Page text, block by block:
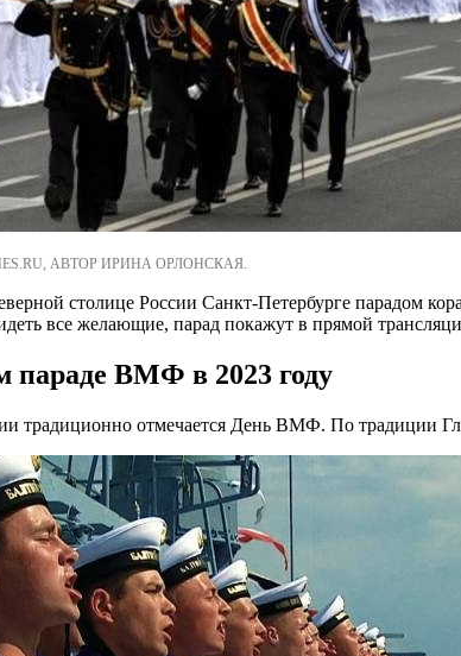
АВТОР ИРИНА ОРЛОНСКАЯ.
столице России Санкт-Петербурге парадом
все желающие, парад покажут в прямой
параде ВМФ в 2023 году
традиционно отмечается День ВМФ. По традиции